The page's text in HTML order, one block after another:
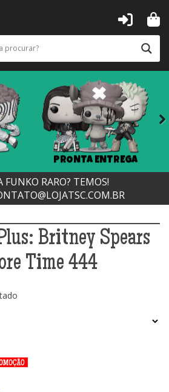
PRONTA ENTREGA
FUNKO RARO? TEMOS!
Britney Spears
Time 444